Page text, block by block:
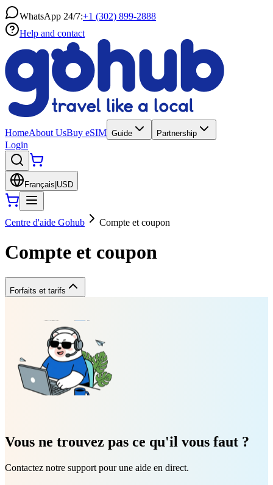
WhatsApp 24/7:+1 (302) 899-2888
Help and contact
HomeAbout UsBuy eSIM Guide Partnership
Login
Français USD
Centre d'aide Gohub Compte et coupon
Compte et coupon
Forfaits et tarifs
Vous ne trouvez pas ce qu'il vous faut ?
Contactez notre support pour une aide en direct.